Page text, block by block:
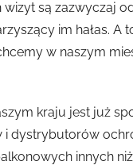
wizyt są zazwyczaj
im hałas. A
w naszym
kraju jest już
i dystrybutorów
innych